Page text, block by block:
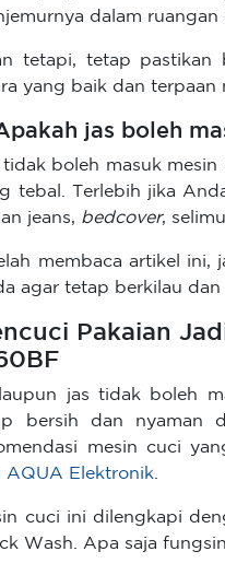
dalam
tetapi, tetap pastikan
yang baik dan terpaan
jas boleh
tidak boleh masuk
tebal. Terlebih jika
jeans, bedcover,
membaca artikel ini,
agar tetap berkilau dan
Pakaian
jas tidak boleh
bersih dan nyaman
mesin cuci
AQUA Elektronik
cuci ini dilengkapi
Wash. Apa saja